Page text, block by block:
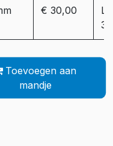
€ 30,00
3
Toevoegen aan
mandje